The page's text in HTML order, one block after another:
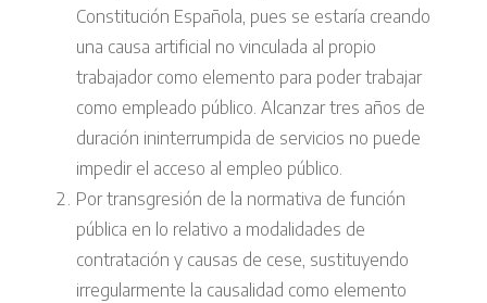
Constitución Española, pues se estaría creando
una causa artificial no vinculada al propio
trabajador como elemento para poder trabajar
como empleado público. Alcanzar tres años de
duración ininterrumpida de servicios no puede
impedir el acceso al empleo público.
Por transgresión de la normativa de función
pública en lo relativo a modalidades de
contratación y causas de cese, sustituyendo
irregularmente la causalidad como elemento